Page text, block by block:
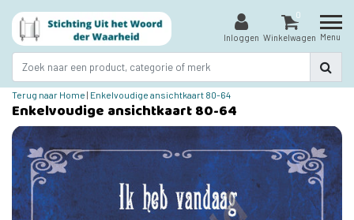
Inloggen
0
Winkelwagen Menu
Terug naar Home | Enkelvoudige ansichtkaart 80-64
Enkelvoudige ansichtkaart 80-64